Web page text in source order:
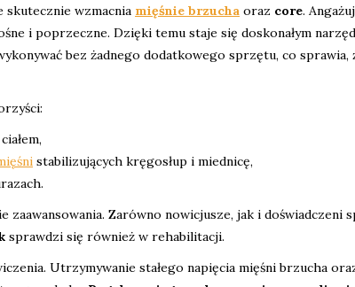
wzmacnia mięśnie brzucha oraz core.
i poprzeczne. Dzięki temu staje się doskonałym
bez żadnego dodatkowego sprzętu, co sprawia,
stabilizujących kręgosłup i miednicę,
zaawansowania. Zarówno nowicjusze, jak i doświadczeni
sprawdzi się również w rehabilitacji.
Utrzymywanie stałego napięcia mięśni brzucha